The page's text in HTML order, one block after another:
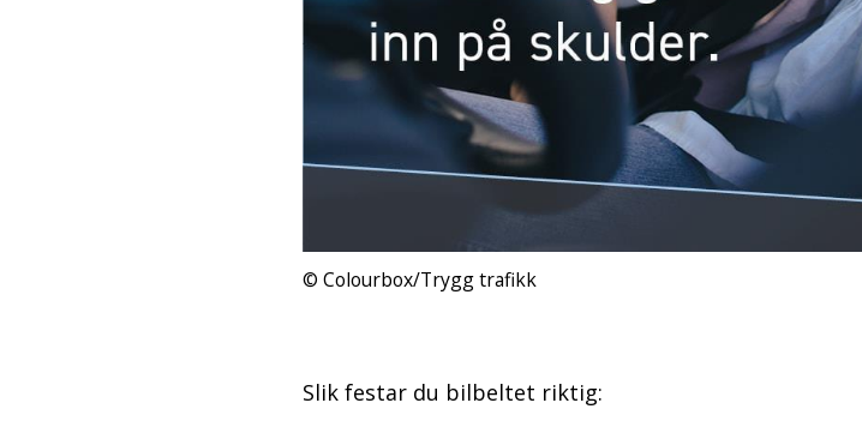
Colourbox/Trygg trafikk
Slik festar du bilbeltet riktig: